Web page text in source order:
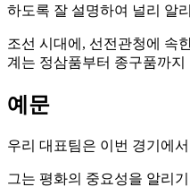
하도록 잘 설명하여 널리 알
조선 시대에, 선전관청에 속
계는 정삼품부터 종구품까지
예문
우리 대표팀은 이번 경기에
그는 평화의 중요성을 알리